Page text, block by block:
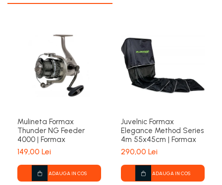
Mulineta Formax
Thunder NG Feeder
4000 | Formax
149,00 Lei
ADAUGA IN COS
Juvelnic Formax
Elegance Method Series
4m 55x45cm | Formax
290,00 Lei
ADAUGA IN COS